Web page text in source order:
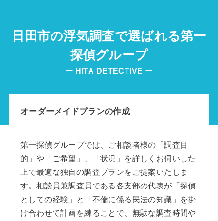
日田市の浮気調査で選ばれる第一
探偵グループ
ー HITA DETECTIVE ー
オーダーメイドプランの作成
第一探偵グループでは、ご相談者様の「調査目
的」や「ご希望」、「状況」を詳しくお伺いした
上で最適な独自の調査プランをご提案いたしま
す。相談員兼調査員である各支部の代表が「探偵
としての経験」と「不倫に係る民法の知識」を掛
け合わせて計画を練ることで、無駄な調査時間や